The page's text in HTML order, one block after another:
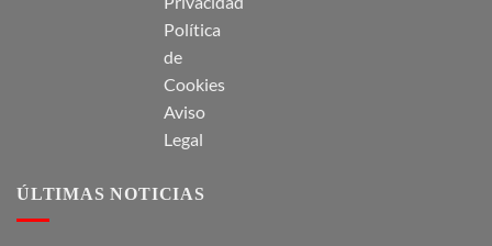
Política
de
Cookies
Aviso
Legal
ÚLTIMAS NOTICIAS